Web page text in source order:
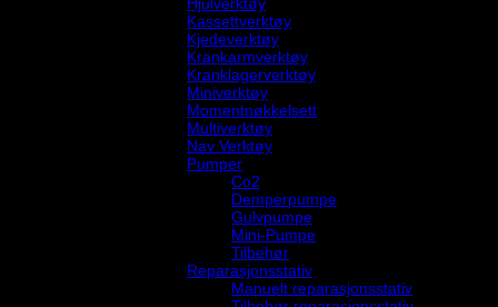
Kassettverktøy
Kjedeverktøy
Krankarmverktøy
Kranklagerverktøy
Miniverktøy
Momentnøkkelsett
Multiverktøy
Nav Verktøy
Pumper
Co2
Demperpumpe
Gulvpumpe
Mini-Pumpe
Tilbehør
Reparasjonsstativ
Manuelt reparasjonsstativ